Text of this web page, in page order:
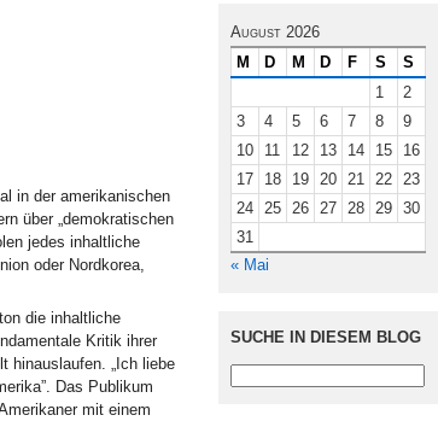
in der amerikanischen
über „demokratischen
jedes inhaltliche
oder Nordkorea,
die inhaltliche
Kritik ihrer
hinauslaufen. „Ich liebe
Das Publikum
mit einem
August 2026
M
D M D F S
S
1
2
3
4 5 6 7 8
9
10
11 12 13 14 15
16
17
18 19 20 21 22 23
24 25 26 27 28 29 30
31
« Mai
SUCHE IN DIESEM BLOG